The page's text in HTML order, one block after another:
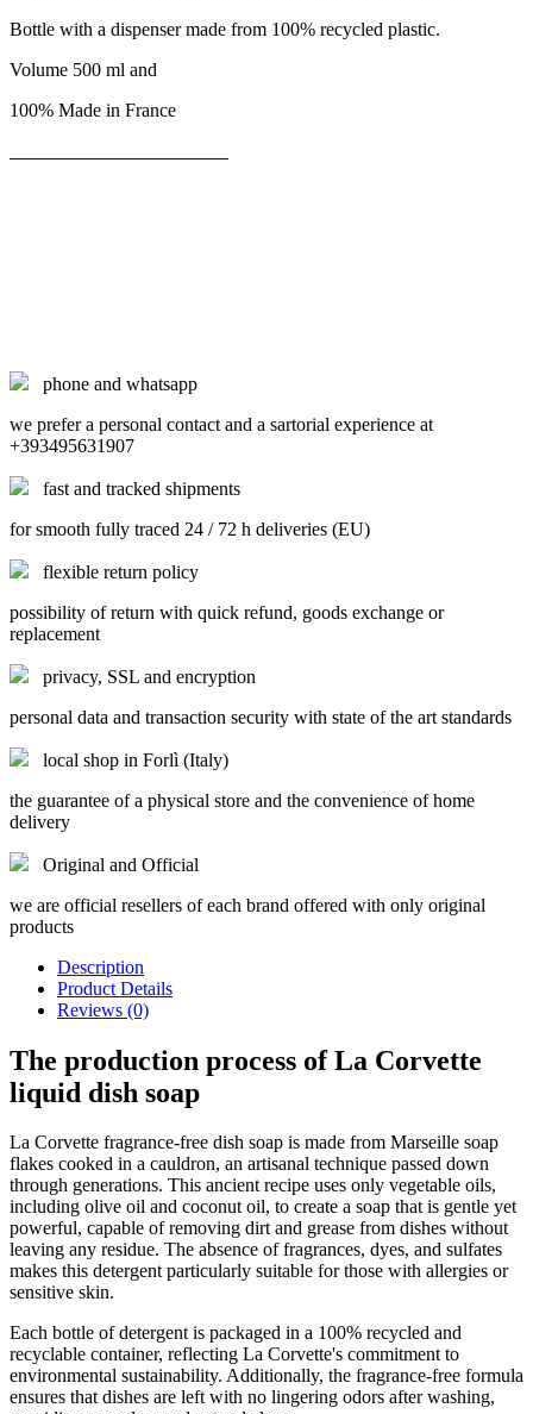
Bottle with a dispenser made from 100% recycled plastic.
Volume 500 ml and
100% Made in France
phone and whatsapp
we prefer a personal contact and a sartorial experience at
+393495631907
fast and tracked shipments
for smooth fully traced 24 / 72 h deliveries (EU)
flexible return policy
possibility of return with quick refund, goods exchange or
replacement
privacy, SSL and encryption
personal data and transaction security with state of the art standards
local shop in Forlì (Italy)
the guarantee of a physical store and the convenience of home
delivery
Original and Official
we are official resellers of each brand offered with only original
products
Description
Product Details
Reviews (0)
The production process of La Corvette
liquid dish soap
La Corvette fragrance-free dish soap is made from Marseille soap
flakes cooked in a cauldron, an artisanal technique passed down
through generations. This ancient recipe uses only vegetable oils,
including olive oil and coconut oil, to create a soap that is gentle yet
powerful, capable of removing dirt and grease from dishes without
leaving any residue. The absence of fragrances, dyes, and sulfates
makes this detergent particularly suitable for those with allergies or
sensitive skin.
Each bottle of detergent is packaged in a 100% recycled and
recyclable container, reflecting La Corvette's commitment to
environmental sustainability. Additionally, the fragrance-free formula
ensures that dishes are left with no lingering odors after washing,